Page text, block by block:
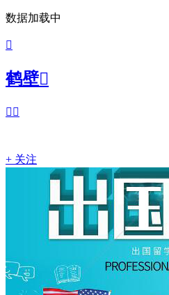
数据加载中

鹤壁
 
+ 关注